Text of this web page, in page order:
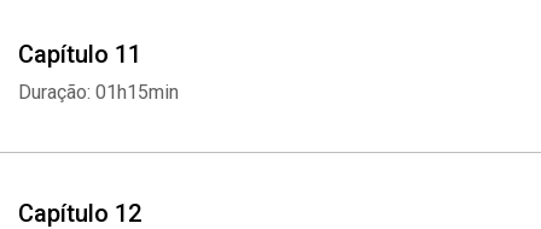
Capítulo 11
Duração: 01h15min
Capítulo 12